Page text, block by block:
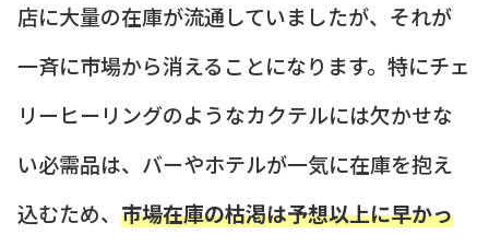
店に大量の在庫が流通していましたが、それが
一斉に市場から消えることになります。特にチェ
リーヒーリングのようなカクテルには欠かせな
い必需品は、バーやホテルが一気に在庫を抱え
込むため、 市場在庫の枯渇は予想以上に早かっ